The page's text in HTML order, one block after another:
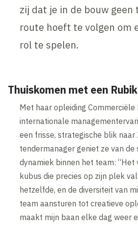
zij dat je in de bouw
route hoeft te volgen om
rol te spelen.
Thuiskomen met een
Met haar opleiding Commerciële
internationale
een frisse, strategische blik naar
tendermanager geniet ze van de
dynamiek binnen het team: “Het
kubus die precies op zijn plek
hetzelfde, en de diversiteit van
team aansturen tot creatieve
maakt mijn baan elke dag weer